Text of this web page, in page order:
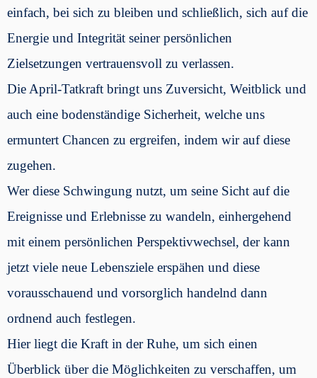
einfach, bei sich zu bleiben und schließlich, sich auf die
Energie und Integrität seiner persönlichen
Zielsetzungen vertrauensvoll zu verlassen.
Die April-Tatkraft bringt uns Zuversicht, Weitblick und
auch eine bodenständige Sicherheit, welche uns
ermuntert Chancen zu ergreifen, indem wir auf diese
zugehen.
Wer diese Schwingung nutzt, um seine Sicht auf die
Ereignisse und Erlebnisse zu wandeln, einhergehend
mit einem persönlichen Perspektivwechsel, der kann
jetzt viele neue Lebensziele erspähen und diese
vorausschauend und vorsorglich handelnd dann
ordnend auch festlegen.
Hier liegt die Kraft in der Ruhe, um sich einen
Überblick über die Möglichkeiten zu verschaffen, um